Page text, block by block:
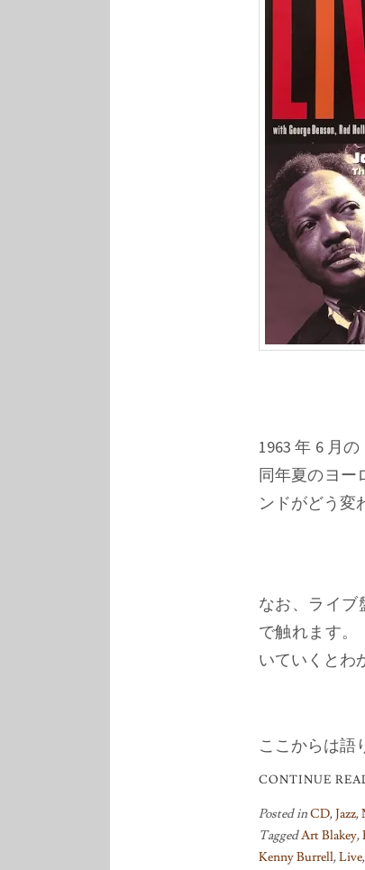
デ
ー
1963 年 6 月の
同年夏のヨー
ンドがどう変
なお、ライブ
で触れます。
いていくとわ
ここからは語
CONTINUE
Posted inCD,Jazz,
TaggedArt Blakey,
Kenny Burrell,Live,